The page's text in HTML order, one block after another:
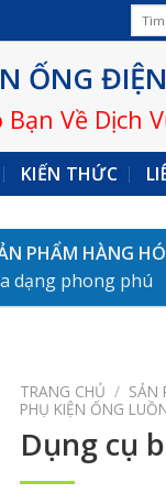
ỐNG
Bạn Về Dịch
KIẾN THỨC
PHẨM HÀNG
dạng phong phú
TRANG CHỦ / SẢN
PHỤ KIỆN ỐNG
Dụng cụ